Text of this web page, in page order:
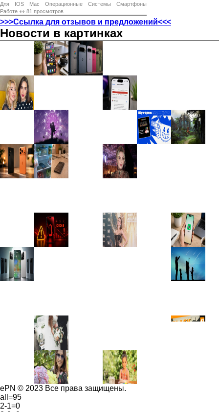
Для
IOS Mac Операционные Системы
Смартфоны
Работе 👀 81 просмотров
>>>Ссылка для отзывов и предложений<<<
Новости в картинках
ePN © 2023 Все права защищены.
all=95
2-1=0